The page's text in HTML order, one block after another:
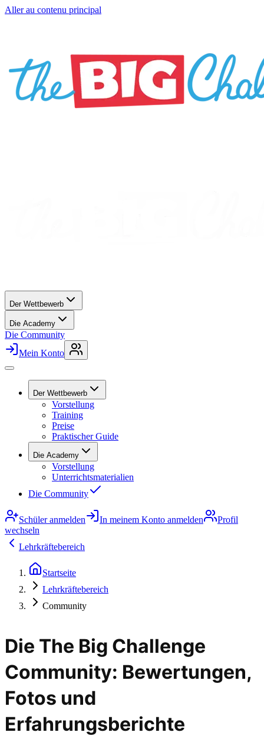
Aller au contenu principal
Der Wettbewerb
Die Academy
Die Community
Mein Konto
Der Wettbewerb
Vorstellung
Training
Preise
Praktischer Guide
Die Academy
Vorstellung
Unterrichtsmaterialien
Die Community
Schüler anmelden In meinem Konto anmelden
Profil
wechseln
Lehrkräftebereich
Startseite
Lehrkräftebereich
Community
Die The Big Challenge
Community: Bewertungen,
Fotos und
Erfahrungsberichte